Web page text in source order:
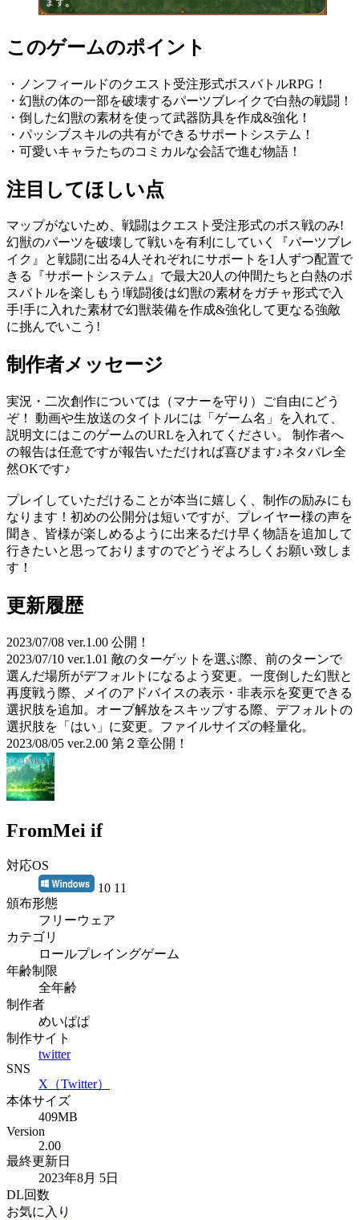
このゲームのポイント
・ノンフィールドのクエスト受注形式ボスバトルRPG！
・幻獣の体の一部を破壊するパーツブレイクで白熱の戦闘！
・倒した幻獣の素材を使って武器防具を作成&強化！
・パッシブスキルの共有ができるサポートシステム！
・可愛いキャラたちのコミカルな会話で進む物語！
注目してほしい点
マップがないため、戦闘はクエスト受注形式のボス戦のみ!
幻獣のパーツを破壊して戦いを有利にしていく『パーツブレ
イク』と戦闘に出る4人それぞれにサポートを1人ずつ配置で
きる『サポートシステム』で最大20人の仲間たちと白熱のボ
スバトルを楽しもう!戦闘後は幻獣の素材をガチャ形式で入
手!手に入れた素材で幻獣装備を作成&強化して更なる強敵
に挑んでいこう!
制作者メッセージ
実況・二次創作については（マナーを守り）ご自由にどう
ぞ！ 動画や生放送のタイトルには「ゲーム名」を入れて、
説明文にはこのゲームのURLを入れてください。 制作者へ
の報告は任意ですが報告いただければ喜びます♪ネタバレ全
然OKです♪
プレイしていただけることが本当に嬉しく、制作の励みにも
なります！初めの公開分は短いですが、プレイヤー様の声を
聞き、皆様が楽しめるように出来るだけ早く物語を追加して
行きたいと思っておりますのでどうぞよろしくお願い致しま
す！
更新履歴
2023/07/08 ver.1.00 公開！
2023/07/10 ver.1.01 敵のターゲットを選ぶ際、前のターンで
選んだ場所がデフォルトになるよう変更。一度倒した幻獣と
再度戦う際、メイのアドバイスの表示・非表示を変更できる
選択肢を追加。オーブ解放をスキップする際、デフォルトの
選択肢を「はい」に変更。ファイルサイズの軽量化。
2023/08/05 ver.2.00 第２章公開！
FromMei if
対応OS
10 11
頒布形態
フリーウェア
カテゴリ
ロールプレイングゲーム
年齢制限
全年齢
制作者
めいぱぱ
制作サイト
twitter
SNS
X（Twitter）
本体サイズ
409MB
Version
2.00
最終更新日
2023年8月 5日
DL回数
お気に入り